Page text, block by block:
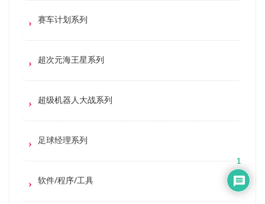
赛车计划系列
超次元海王星系列
超级机器人大战系列
足球经理系列
软件/程序/工具
1